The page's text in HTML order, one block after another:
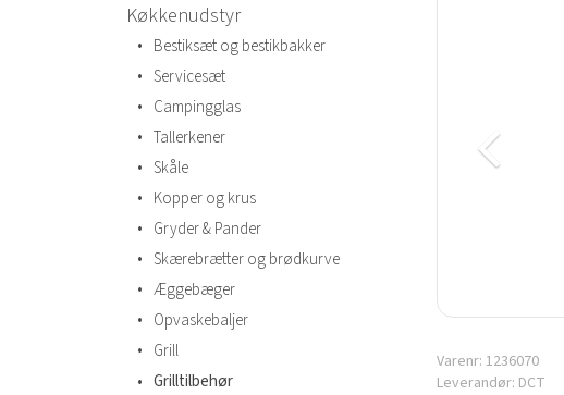
Køkkenudstyr
• Bestiksæt og bestikbakker
• Servicesæt
• Campingglas
• Tallerkener
• Skåle
• Kopper og krus
• Gryder & Pander
• Skærebrætter og brødkurve
• Æggebæger
• Opvaskebaljer
• Grill
• Grilltilbehør
Varenr: 1236070
Leverandør: DCT